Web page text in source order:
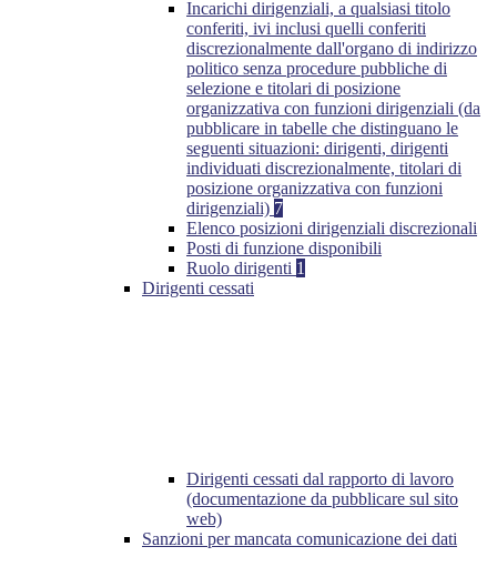
Incarichi dirigenziali, a qualsiasi titolo
conferiti, ivi inclusi quelli conferiti
discrezionalmente dall'organo di indirizzo
politico senza procedure pubbliche di
selezione e titolari di posizione
organizzativa con funzioni dirigenziali (da
pubblicare in tabelle che distinguano le
seguenti situazioni: dirigenti, dirigenti
individuati discrezionalmente, titolari di
posizione organizzativa con funzioni
dirigenziali) 7
Elenco posizioni dirigenziali discrezionali
Posti di funzione disponibili
Ruolo dirigenti 1
Dirigenti cessati
Dirigenti cessati dal rapporto di lavoro
(documentazione da pubblicare sul sito
web)
Sanzioni per mancata comunicazione dei dati